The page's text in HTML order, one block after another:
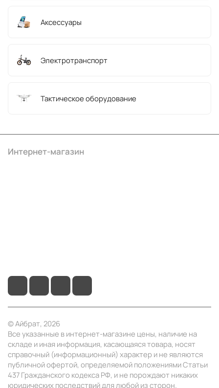
Аксессуары
Электротранспорт
Тактическое оборудование
Интернет-магазин
© Айбрат, 2026
Все указанные в интернет-магазине цены, наличие на
складе и иная информация, касающаяся товара, носят
справочный (информационный) характер и не являются
публичной офертой, определяемой положениями Статьи
437 Гражданского кодекса РФ, и не порождают никаких
юридических последствий для любой из сторон.